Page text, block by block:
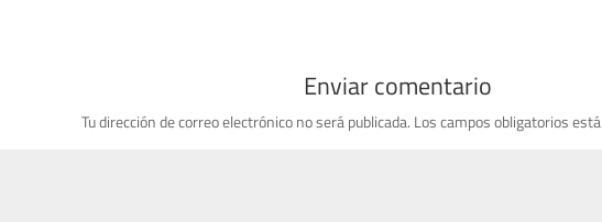
Enviar comentario
Tu dirección de correo electrónico no será publicada. Los campos obligatorios